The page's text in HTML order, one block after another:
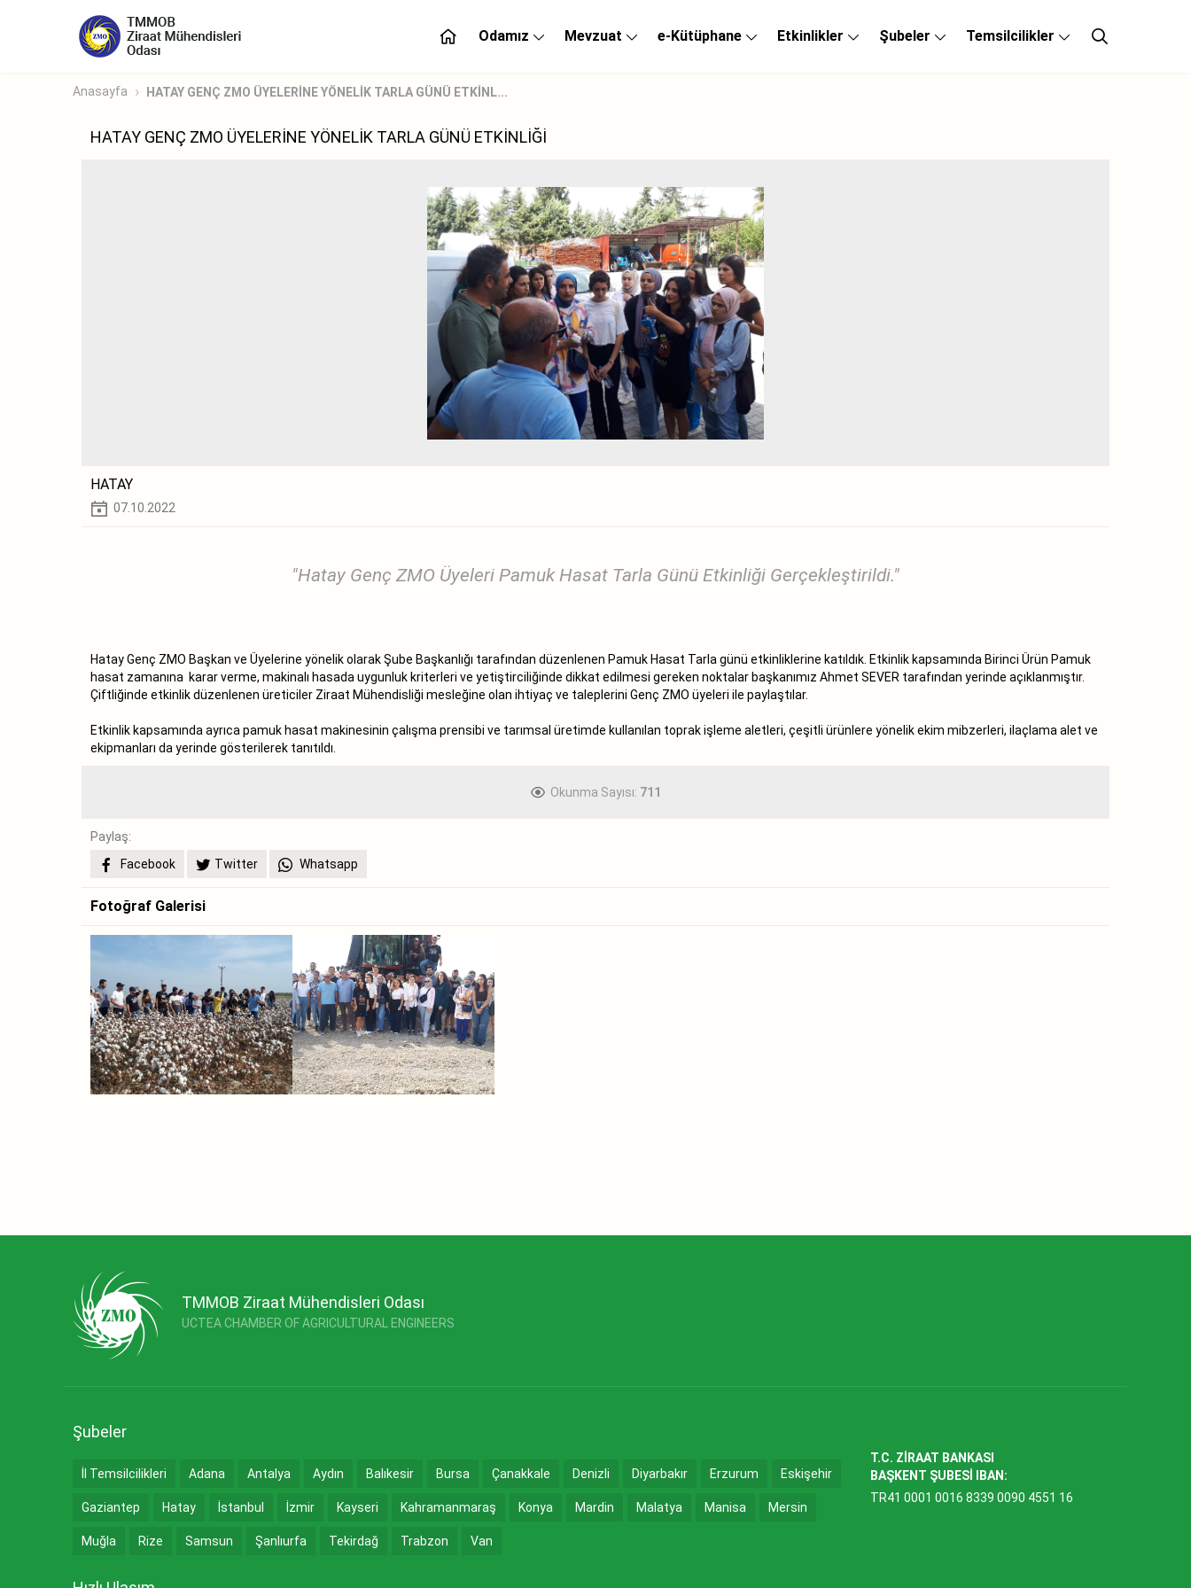
Odamız Mevzuat e-Kütüphane Etkinlikler Şubeler Temsilcilikler
Anasayfa HATAY GENÇ ZMO ÜYELERİNE YÖNELİK TARLA GÜNÜ ETKİNL...
HATAY GENÇ ZMO ÜYELERİNE YÖNELİK TARLA GÜNÜ ETKİNLİĞİ
HATAY
07.10.2022
"Hatay Genç ZMO Üyeleri Pamuk Hasat Tarla Günü Etkinliği Gerçekleştirildi."
Hatay Genç ZMO Başkan ve Üyelerine yönelik olarak Şube Başkanlığı tarafından düzenlenen Pamuk Hasat Tarla günü etkinliklerine katıldık. Etkinlik kapsamında Birinci Ürün Pamuk
hasat zamanına karar verme, makinalı hasada uygunluk kriterleri ve yetiştirciliğinde dikkat edilmesi gereken noktalar başkanımız Ahmet SEVER tarafından yerinde açıklanmıştır.
Çiftliğinde etkinlik düzenlenen üreticiler Ziraat Mühendisliği mesleğine olan ihtiyaç ve taleplerini Genç ZMO üyeleri ile paylaştılar.
Etkinlik kapsamında ayrıca pamuk hasat makinesinin çalışma prensibi ve tarımsal üretimde kullanılan toprak işleme aletleri, çeşitli ürünlere yönelik ekim mibzerleri, ilaçlama alet ve
ekipmanları da yerinde gösterilerek tanıtıldı.
Okunma Sayısı: 711
Paylaş:
Facebook
Twitter Whatsapp
Fotoğraf Galerisi
TMMOB Ziraat Mühendisleri Odası
UCTEA CHAMBER OF AGRICULTURAL ENGINEERS
Şubeler
İl Temsilcilikleri Adana Antalya Aydın Balıkesir Bursa Çanakkale Denizli Diyarbakır Erzurum Eskişehir
Gaziantep Hatay İstanbul İzmir Kayseri Kahramanmaraş Konya Mardin Malatya Manisa Mersin
Muğla Rize Samsun Şanlıurfa Tekirdağ Trabzon Van
T.C. ZİRAAT BANKASI
BAŞKENT ŞUBESİ IBAN:
TR41 0001 0016 8339 0090 4551 16